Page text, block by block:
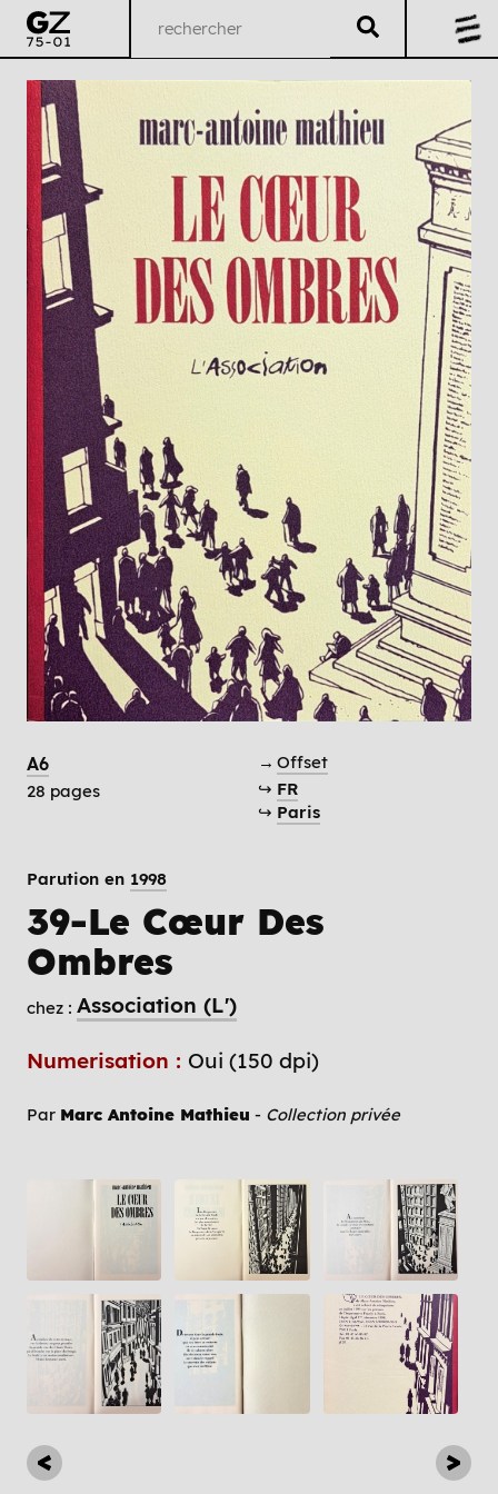
A6
28 pages
→ Offset
↪ FR
↪ Paris
Parution en 1998
39-Le Cœur Des
Ombres
chez : Association (L')
Numerisation : Oui (150 dpi)
Par Marc Antoine Mathieu - Collection privée